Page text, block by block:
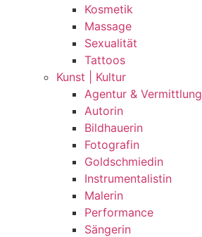
Kosmetik
Massage
Sexualität
Tattoos
Kunst | Kultur
Agentur & Vermittlung
Autorin
Bildhauerin
Fotografin
Goldschmiedin
Instrumentalistin
Malerin
Performance
Sängerin